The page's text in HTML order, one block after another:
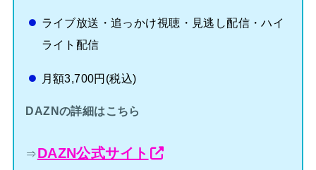
ライブ放送・追っかけ視聴・見逃し配信・ハイ
ライト配信
月額3,700円(税込)
DAZNの詳細はこちら
⇒DAZN公式サイト